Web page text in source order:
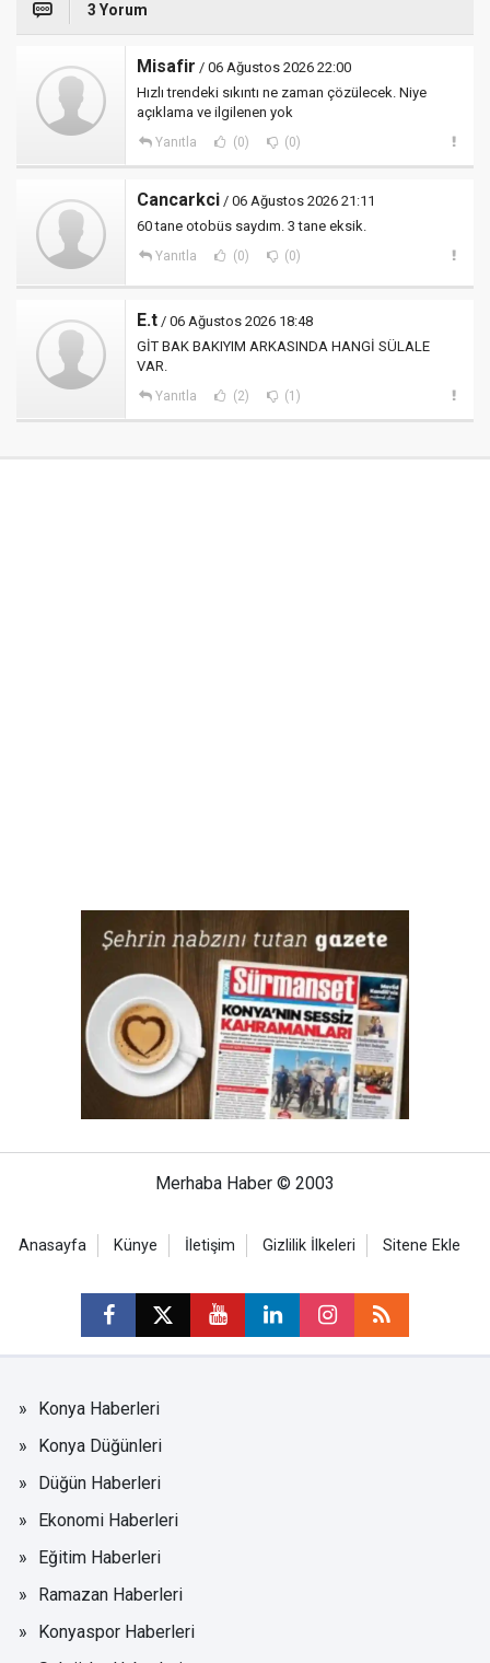
3 Yorum
Misafir / 06 Ağustos 2026 22:00
Hızlı trendeki sıkıntı ne zaman çözülecek. Niye
açıklama ve ilgilenen yok
Yanıtla (0) (0)
Cancarkci / 06 Ağustos 2026 21:11
60 tane otobüs saydım. 3 tane eksik.
Yanıtla (0) (0)
E.t / 06 Ağustos 2026 18:48
GİT BAK BAKIYIM ARKASINDA HANGİ SÜLALE
VAR.
Yanıtla (2) (1)
Merhaba Haber © 2003
Anasayfa Künye İletişim Gizlilik İlkeleri Sitene Ekle
Konya Haberleri
Konya Düğünleri
Düğün Haberleri
Ekonomi Haberleri
Eğitim Haberleri
Ramazan Haberleri
Konyaspor Haberleri